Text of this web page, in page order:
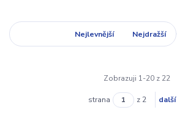
Nejlevnější Nejdražší
Zobrazuji 1-20 z 22
strana z 2 další